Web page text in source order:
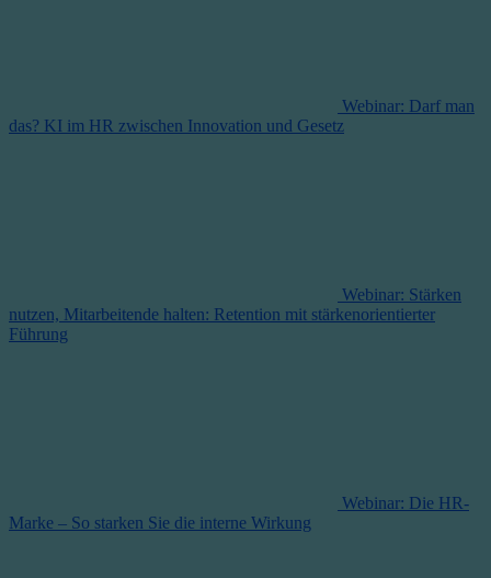
Webinar: Darf man
das? KI im HR zwischen Innovation und Gesetz
Webinar: Stärken
nutzen, Mitarbeitende halten: Retention mit stärkenorientierter
Führung
Webinar: Die HR-
Marke – So starken Sie die interne Wirkung